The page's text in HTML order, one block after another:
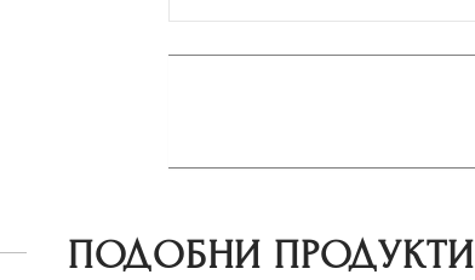
ПОДОБНИ ПРОДУКТИ